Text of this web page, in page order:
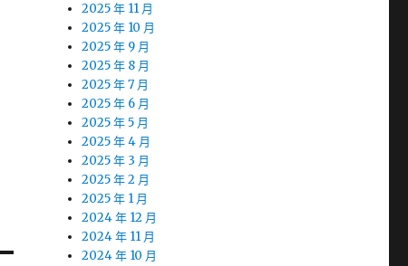
2025 年 11 月
2025 年 10 月
2025 年 9 月
2025 年 8 月
2025 年 7 月
2025 年 6 月
2025 年 5 月
2025 年 4 月
2025 年 3 月
2025 年 2 月
2025 年 1 月
2024 年 12 月
2024 年 11 月
2024 年 10 月